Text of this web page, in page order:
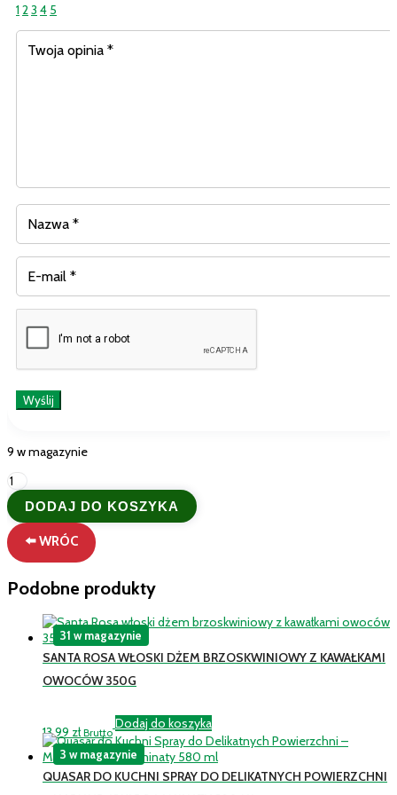
1 23 4 5
9 w magazynie
ilość
Włoskie
Mydło
w
Płynie
Borotalco
–
Nawilżenie
DODAJ DO KOSZYKA
⬅️ WRÓC
Podobne produkty
SANTA ROSA WŁOSKI DŻEM BRZOSKWINIOWY Z KAWAŁKAMI
OWOCÓW 350G
13,99 zł Brutto
Dodaj do koszyka
31 w magazynie
QUASAR DO KUCHNI SPRAY DO DELIKATNYCH POWIERZCHNI
3 w magazynie